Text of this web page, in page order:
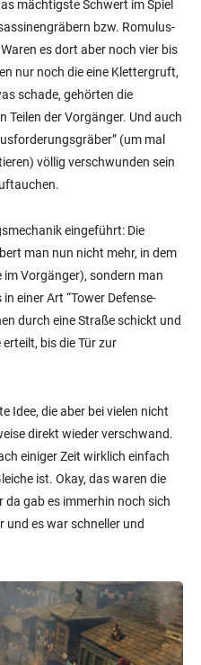
mächtigste Schwert im Spiel
bzw. Romulus-
es dort aber noch vier bis
nur noch die eine Klettergruft,
schade, gehörten die
Teilen der Vorgänger. Und auch
(um mal
völlig verschwunden sein
eingeführt: Die
man nun nicht mehr, in dem
Vorgänger), sondern man
einer Art “Tower Defense-
durch eine Straße schickt und
bis die Tür zur
Idee, die aber bei vielen nicht
direkt wieder verschwand.
einiger Zeit wirklich einfach
ist. Okay, das waren die
da gab es immerhin noch sich
es war schneller und